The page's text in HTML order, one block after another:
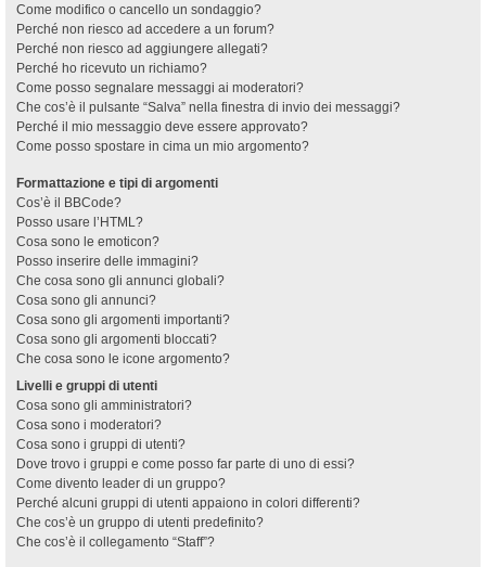
Come modifico o cancello un sondaggio?
Perché non riesco ad accedere a un forum?
Perché non riesco ad aggiungere allegati?
Perché ho ricevuto un richiamo?
Come posso segnalare messaggi ai moderatori?
Che cos’è il pulsante “Salva” nella finestra di invio dei messaggi?
Perché il mio messaggio deve essere approvato?
Come posso spostare in cima un mio argomento?
Formattazione e tipi di argomenti
Cos’è il BBCode?
Posso usare l’HTML?
Cosa sono le emoticon?
Posso inserire delle immagini?
Che cosa sono gli annunci globali?
Cosa sono gli annunci?
Cosa sono gli argomenti importanti?
Cosa sono gli argomenti bloccati?
Che cosa sono le icone argomento?
Livelli e gruppi di utenti
Cosa sono gli amministratori?
Cosa sono i moderatori?
Cosa sono i gruppi di utenti?
Dove trovo i gruppi e come posso far parte di uno di essi?
Come divento leader di un gruppo?
Perché alcuni gruppi di utenti appaiono in colori differenti?
Che cos’è un gruppo di utenti predefinito?
Che cos’è il collegamento “Staff”?